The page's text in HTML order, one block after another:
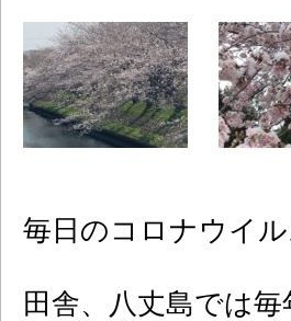
毎日のコロナウイ
田舎、八丈島では